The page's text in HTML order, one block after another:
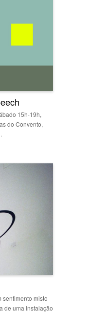
15h-19h,
do Convento,
sentimento misto
de uma instalação